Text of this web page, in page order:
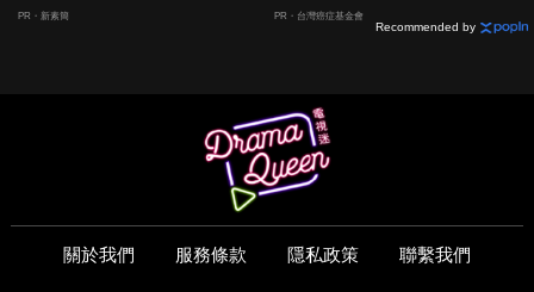
PR・新素簡 PR・台灣癌症基金會
Recommended by
關於我們 服務條款 隱私政策 聯繫我們